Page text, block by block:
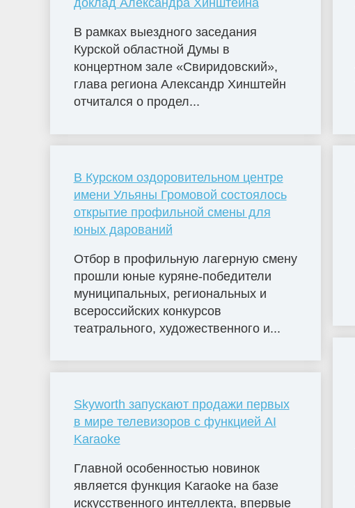
доклад Александра Хинштейна
В рамках выездного заседания
Курской областной Думы в
концертном зале «Свиридовский»,
глава региона Александр Хинштейн
отчитался о продел...
В Курском оздоровительном центре
имени Ульяны Громовой состоялось
открытие профильной смены для
юных дарований
Отбор в профильную лагерную смену
прошли юные куряне-победители
муниципальных, региональных и
всероссийских конкурсов
театрального, художественного и...
Skyworth запускают продажи первых
в мире телевизоров с функцией AI
Karaoke
Главной особенностью новинок
является функция Karaoke на базе
искусственного интеллекта, впервые